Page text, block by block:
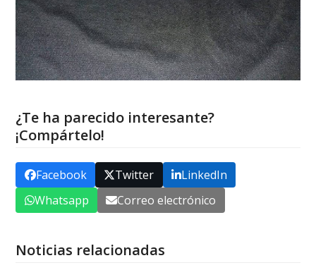
¿Te ha parecido interesante?
¡Compártelo!
Facebook Twitter
LinkedIn
Whatsapp
Correo electrónico
Noticias relacionadas